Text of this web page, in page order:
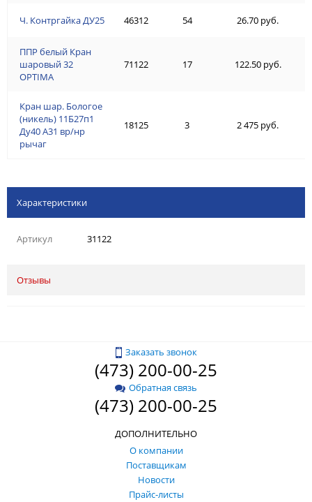
Ч. Контргайка ДУ25
ППР белый Кран
шаровый 32
OPTIMA
Кран шар. Бологое
(никель) 11Б27п1
Ду40 А31 вр/нр
рычаг
46312 54 26.70 руб.
71122 17 122.50 руб.
18125 3 2 475 руб.
Характеристики
Артикул 31122
Отзывы
Заказать звонок
(473) 200-00-25
Обратная связь
(473) 200-00-25
ДОПОЛНИТЕЛЬНО
О компании
Поставщикам
Новости
Прайс-листы